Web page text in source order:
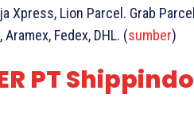
Xpress, Lion Parcel. Grab
Fedex, DHL. (sumber)
PT